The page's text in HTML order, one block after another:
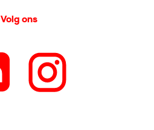
Volg ons